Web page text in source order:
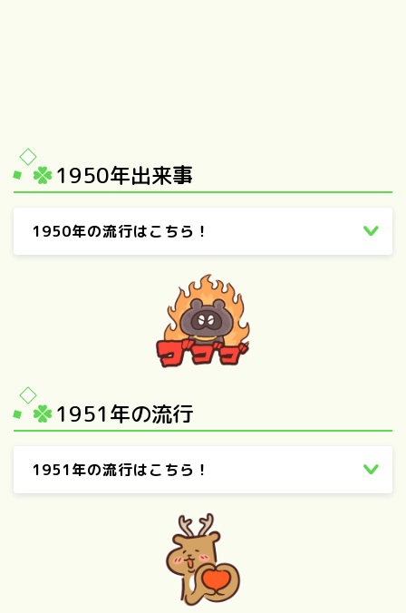
1950年出来事
1950年の流行はこちら！
1951年の流行
1951年の流行はこちら！